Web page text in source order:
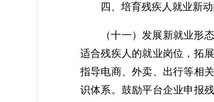
四、培育残疾人就业新
（十一）发展新就业形态
适合残疾人的就业岗位，拓
指导电商、外卖、出行等相
识体系。鼓励平台企业申报